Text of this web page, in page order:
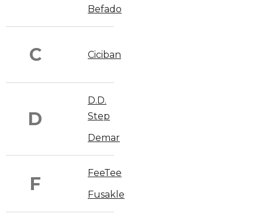
Befado
C Ciciban
D
D.D.
Step
Demar
F
FeeTee
Fusakle